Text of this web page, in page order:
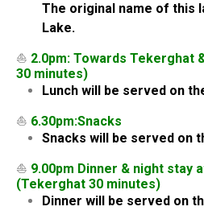
The original name of this
Lake.
⛵ 2.0pm: Towards Tekerghat
30 minutes)
Lunch will be served on
⛵ 6.30pm:Snacks
Snacks will be served on
⛵ 9.00pm Dinner & night stay
(Tekerghat 30 minutes)
Dinner will be served on